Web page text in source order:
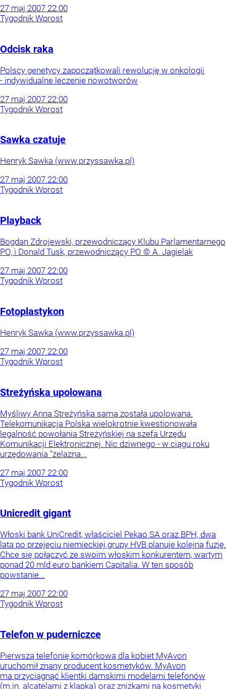
27 maj 2007 22:00
Tygodnik Wprost
Odcisk raka
Polscy genetycy zapoczątkowali rewolucję w onkologii
- indywidualne leczenie nowotworów
27 maj 2007 22:00
Tygodnik Wprost
Sawka czatuje
Henryk Sawka (www.przyssawka.pl)
27 maj 2007 22:00
Tygodnik Wprost
Playback
Bogdan Zdrojewski, przewodniczący Klubu Parlamentarnego
PO, i Donald Tusk, przewodniczący PO © A. Jagielak
27 maj 2007 22:00
Tygodnik Wprost
Fotoplastykon
Henryk Sawka (www.przyssawka.pl)
27 maj 2007 22:00
Tygodnik Wprost
Streżyńska upolowana
Myśliwy Anna Streżyńska sama została upolowana.
Telekomunikacja Polska wielokrotnie kwestionowała
legalność powołania Streżyńskiej na szefa Urzędu
Komunikacji Elektronicznej. Nic dziwnego - w ciągu roku
urzędowania "żelazna...
27 maj 2007 22:00
Tygodnik Wprost
Unicredit gigant
Włoski bank UniCredit, właściciel Pekao SA oraz BPH, dwa
lata po przejęciu niemieckiej grupy HVB planuje kolejną fuzję.
Chce się połączyć ze swoim włoskim konkurentem, wartym
ponad 20 mld euro bankiem Capitalia. W ten sposób
powstanie...
27 maj 2007 22:00
Tygodnik Wprost
Telefon w puderniczce
Pierwszą telefonię komórkową dla kobiet MyAvon
uruchomił znany producent kosmetyków. MyAvon
ma przyciągnąć klientki damskimi modelami telefonów
(m.in. alcatelami z klapką) oraz zniżkami na kosmetyki